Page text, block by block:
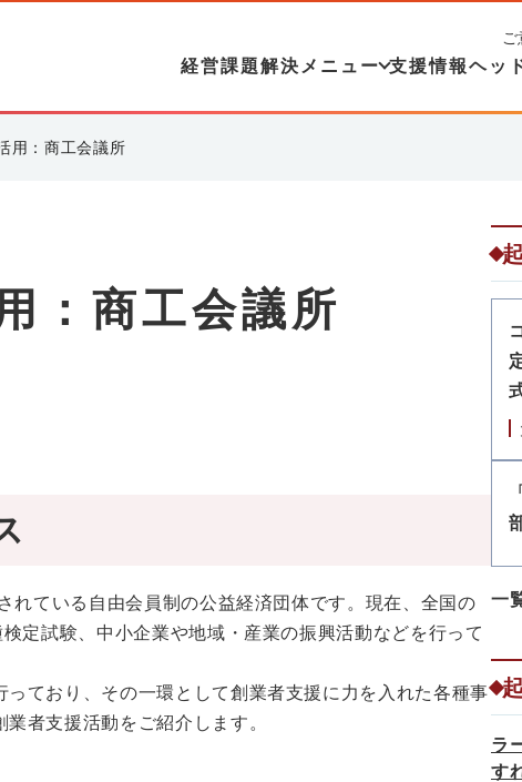
経営課題解決メニュー 支援情報ヘッ
用：商工会議所
：商工会議所
ている自由会員制の公益経済団体です。現在、全国の
定試験、中小企業や地域・産業の振興活動などを行って
ており、その一環として創業者支援に力を入れた各種事
者支援活動をご紹介します。
一
ラ
す